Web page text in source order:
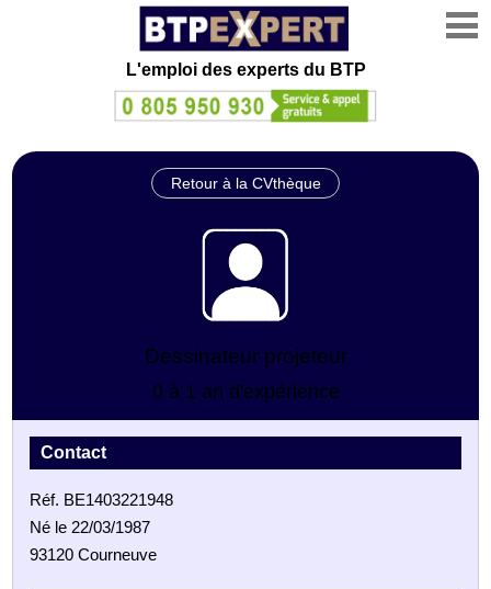
L'emploi des experts du BTP
Retour à la CVthèque
Dessinateur projeteur
0 à 1 an d'expérience
Contact
Réf. BE1403221948
Né le 22/03/1987
93120 Courneuve